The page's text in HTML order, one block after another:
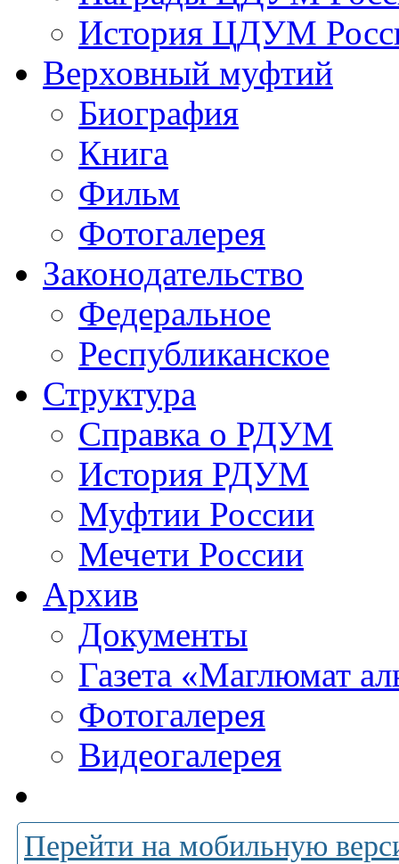
История ЦДУМ
Верховный муфтий
Биография
Книга
Фильм
Фотогалерея
Законодательство
Федеральное
Республиканское
Структура
Справка о РДУМ
История РДУМ
Муфтии России
Мечети России
Архив
Документы
Газета «Маглюмат
Фотогалерея
Видеогалерея
Перейти на мобильную